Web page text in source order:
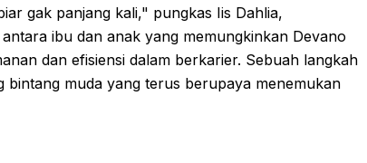
gak panjang kali," pungkas Iis Dahlia,
ibu dan anak yang memungkinkan Devano
dan efisiensi dalam berkarier. Sebuah langkah
muda yang terus berupaya menemukan